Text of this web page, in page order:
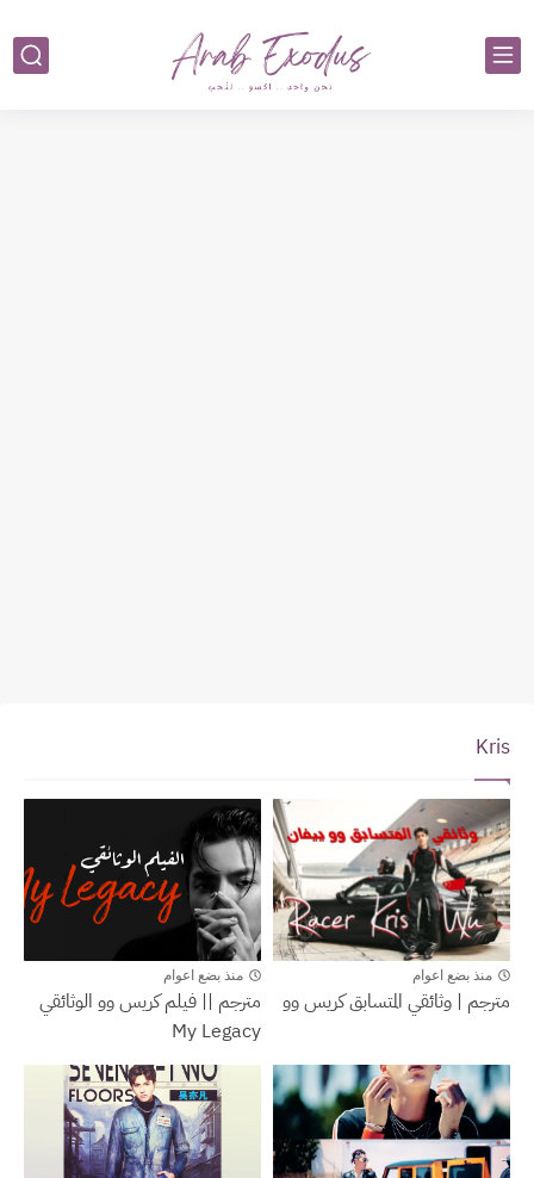
Kris
Kris
منذ بضع اعوام
مترجم | وثائقي المتسابق كريس وو
Documentary
منذ بضع اعوام
مترجم || فيلم كريس وو الوثائقي
My Legacy